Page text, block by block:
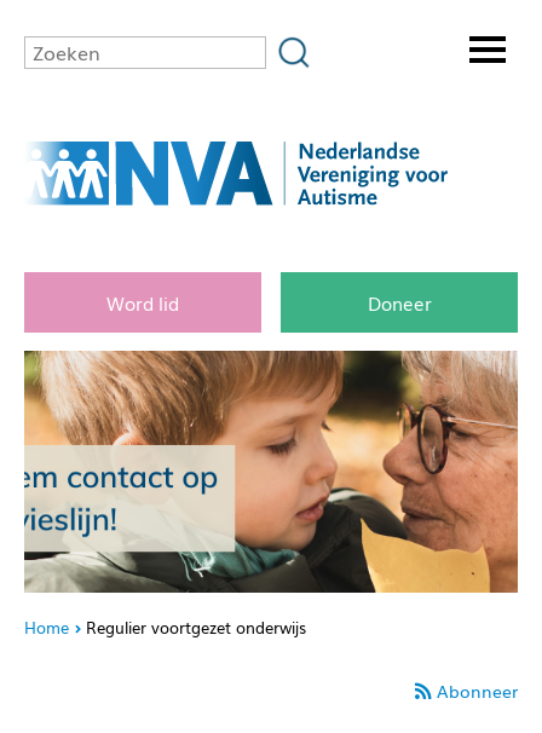
Word lid Doneer
Home Regulier voortgezet onderwijs
Abonneer